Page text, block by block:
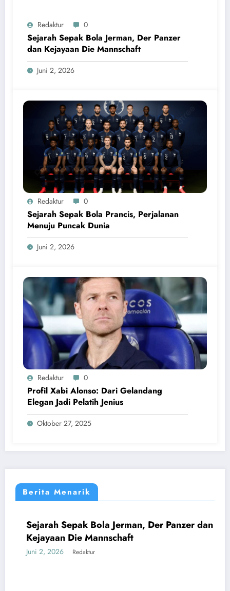
Redaktur 0
Sejarah Sepak Bola Jerman, Der Panzer
dan Kejayaan Die Mannschaft
Juni 2, 2026
Redaktur 0
Sejarah Sepak Bola Prancis, Perjalanan
Menuju Puncak Dunia
Juni 2, 2026
Redaktur 0
Profil Xabi Alonso: Dari Gelandang
Elegan Jadi Pelatih Jenius
Oktober 27, 2025
Berita Menarik
DUNIA EROPA
Sejarah Sepak Bola Jerman, Der Panzer dan
Kejayaan Die Mannschaft
Juni 2, 2026 Redaktur